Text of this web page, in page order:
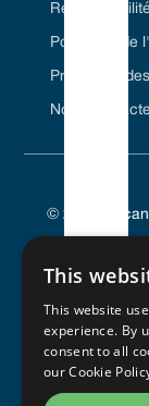
Politiques de
Protection
Nous
© 2024
POLITIQUE
CONDITIONS
POLITIQUE
This
This website
experience. By
consent to all
our Cookie